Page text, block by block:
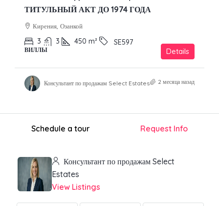
ТИТУЛЬНЫЙ АКТ ДО 1974 ГОДА
Кирения, Озанкой
3 3 450 m² SE597
ВИЛЛЫ Details
Консультант по продажам Select Estates 2 месяца назад
Schedule a tour Request Info
Консультант по продажам Select
Estates
View Listings